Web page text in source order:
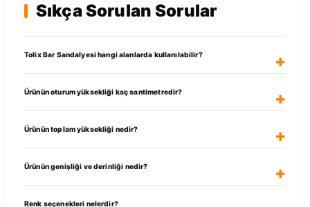
Sıkça Sorulan Sorular
Tolix Bar Sandalyesi hangi alanlarda kullanılabilir?
Ürünün oturum yüksekliği kaç santimetredir?
Ürünün toplam yüksekliği nedir?
Ürünün genişliği ve derinliği nedir?
Renk seçenekleri nelerdir?